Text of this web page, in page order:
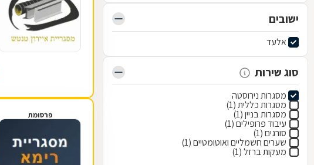
ישובים
אלעד
סוג שירות
מסגרות נירוסטה
מסגרות כללית (1)
מסגרות בניין (1)
עיבוד פרופילים (1)
סורגים (1)
שערים חשמליים ואוטומטיים (1)
מעקות ברזל (1)
פרסומת